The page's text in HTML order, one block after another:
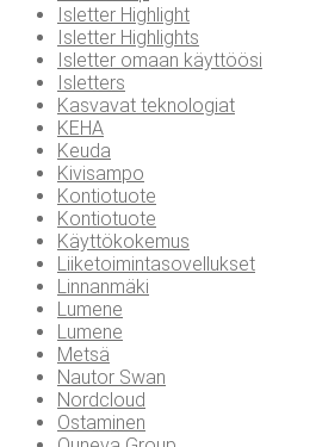
Isletter Highlight
Isletter Highlights
Isletter omaan käyttöösi
Isletters
Kasvavat teknologiat
KEHA
Keuda
Kivisampo
Kontiotuote
Kontiotuote
Käyttökokemus
Liiketoimintasovellukset
Linnanmäki
Lumene
Lumene
Metsä
Nautor Swan
Nordcloud
Ostaminen